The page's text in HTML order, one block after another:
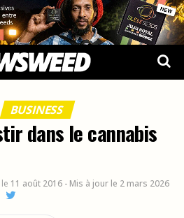
BUSINESS
dans le cannabis
le 11 août 2016 - Mis à jour le 2 mars 2026